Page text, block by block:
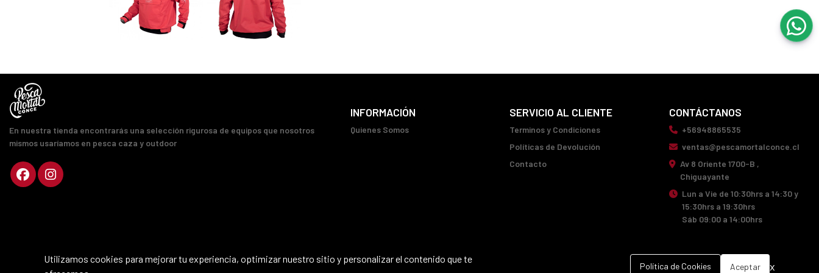
En nuestra tienda encontrarás una selección rigurosa de equipos que nosotros
mismos usaríamos en pesca caza y outdoor
INFORMACIÓN
Quienes Somos
SERVICIO AL CLIENTE
Terminos y Condiciones
Políticas de Devolución
Contacto
CONTÁCTANOS
+56948865535
ventas@pescamortalconce.cl
Av 8 Oriente 1700-B ,
Chiguayante
Lun a Vie de 10:30hrs a 14:30 y
15:30hrs a 19:30hrs
Sáb 09:00 a 14:00hrs
Utilizamos cookies para mejorar tu experiencia, optimizar nuestro sitio y personalizar el contenido que te
Política de Cookies Aceptar x